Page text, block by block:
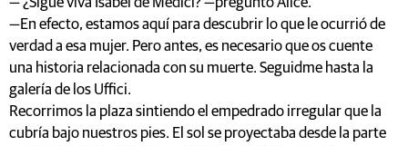
—En efecto, estamos aquí para descubrir lo que le ocurrió de
verdad a esa mujer. Pero antes, es necesario que os cuente
una historia relacionada con su muerte. Seguidme hasta la
galería de los Uffici.
Recorrimos la plaza sintiendo el empedrado irregular que la
cubría bajo nuestros pies. El sol se proyectaba desde la parte